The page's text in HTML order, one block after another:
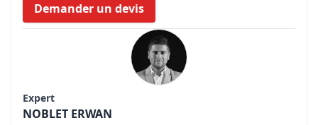
Demander un devis
Expert
NOBLET ERWAN